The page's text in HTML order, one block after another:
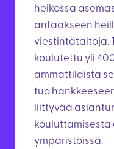
heikossa
antaakseen
viestintätaitoja.
koulutettu yli
ammattilaista
tuo
liittyvää
kouluttamisesta
ympäristöissä.